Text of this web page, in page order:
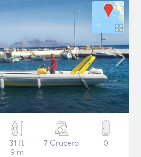
31 ft
9 m
7 Crucero 0